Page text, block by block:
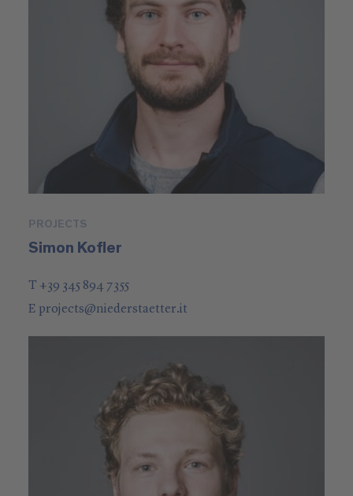
PROJECTS
Simon Kofler
T +39 345 894 7355
E projects@niederstaetter.it